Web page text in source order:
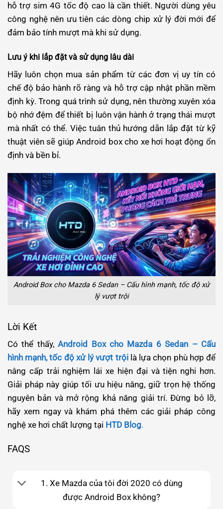
hỗ trợ sim 4G tốc độ cao là cần thiết. Người dùng yêu
công nghệ nên ưu tiên các dòng chip xử lý đời mới để
đảm bảo tính mượt mà khi sử dụng.
Lưu ý khi lắp đặt và sử dụng lâu dài
Hãy luôn chọn mua sản phẩm từ các đơn vị uy tín có
chế độ bảo hành rõ ràng và hỗ trợ cập nhật phần mềm
định kỳ. Trong quá trình sử dụng, nên thường xuyên xóa
bộ nhớ đệm để thiết bị luôn vận hành ở trạng thái mượt
mà nhất có thể. Việc tuân thủ hướng dẫn lắp đặt từ kỹ
thuật viên sẽ giúp Android box cho xe hơi hoạt động ổn
định và bền bỉ.
Android Box cho Mazda 6 Sedan – Cấu hình mạnh, tốc độ xử
lý vượt trội
Lời Kết
Có thể thấy,Android Box cho Mazda 6 Sedan – Cấu
hình mạnh, tốc độ xử lý vượt trộilà lựa chọn phù hợp để
nâng cấp trải nghiệm lái xe hiện đại và tiện nghi hơn.
Giải pháp này giúp tối ưu hiệu năng, giữ trọn hệ thống
nguyên bản và mở rộng khả năng giải trí. Đừng bỏ lỡ,
hãy xem ngay và khám phá thêm các giải pháp công
nghệ xe hơi chất lượng tại HTD Blog.
FAQS
1. Xe Mazda của tôi đời 2020 có dùng
được Android Box không?